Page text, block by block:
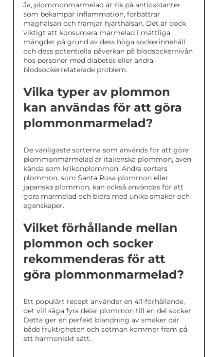
Ja, plommonmarmelad är rik på antioxidanter
som bekämpar inflammation, förbättrar
maghälsan och främjar hjärthälsan. Det är dock
viktigt att konsumera marmelad i måttliga
mängder på grund av dess höga sockerinnehåll
och dess potentiella påverkan på blodsockernivån
hos personer med diabetes eller andra
blodsockerrelaterade problem.
Vilka typer av plommon
kan användas för att göra
plommonmarmelad?
De vanligaste sorterna som används för att göra
plommonmarmelad är italienska plommon, även
kända som krikonplommon. Andra sorters
plommon, som Santa Rosa plommon eller
japanska plommon, kan också användas för att
göra marmelad och bidra med unika smaker och
egenskaper.
Vilket förhållande mellan
plommon och socker
rekommenderas för att
göra plommonmarmelad?
Ett populärt recept använder en 4:1-förhållande,
det vill säga fyra delar plommon till en del socker.
Detta ger en perfekt blandning av smaker där
både fruktigheten och sötman kommer fram på
ett harmoniskt sätt.